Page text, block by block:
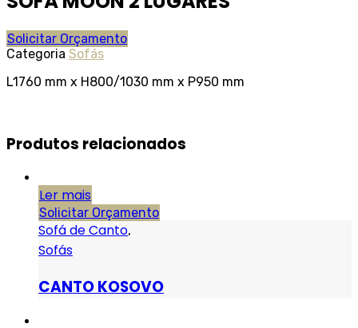
Solicitar Orçamento
Categoria Sofás
L1760 mm x H800/1030 mm x P950 mm
Produtos relacionados
Ler mais
Solicitar Orçamento
Sofá de Canto,
Sofás
CANTO KOSOVO